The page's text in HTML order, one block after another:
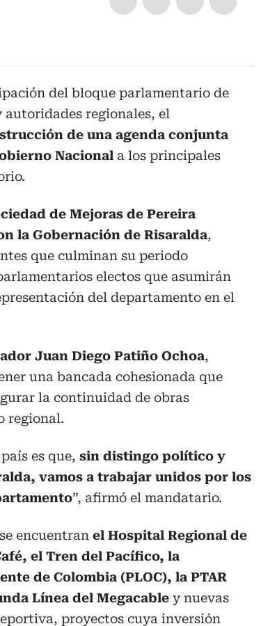
del bloque parlamentario de
regionales, el
de una agenda conjunta
Nacional a los principales
de Mejoras de Pereira
la Gobernación de Risaralda,
que culminan su periodo
electos que asumirán
del departamento en el
Juan Diego Patiño Ochoa,
una bancada cohesionada que
la continuidad de obras
regional.
es que, sin distingo político y
vamos a trabajar unidos por los
”, afirmó el mandatario.
encuentran el Hospital Regional de
el Tren del Pacífico, la
de Colombia (PLOC), la PTAR
Línea del Megacable y nuevas
proyectos cuya inversión